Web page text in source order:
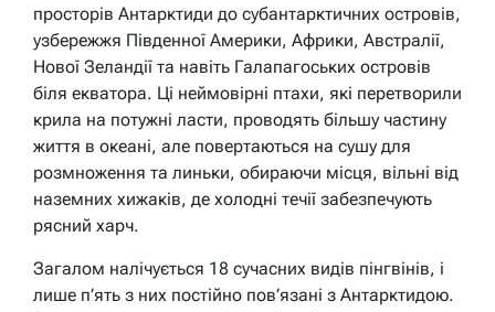
просторів Антарктиди до субантарктичних островів,
узбережжя Південної Америки, Африки, Австралії,
Нової Зеландії та навіть Галапагоських островів
біля екватора. Ці неймовірні птахи, які перетворили
крила на потужні ласти, проводять більшу частину
життя в океані, але повертаються на сушу для
розмноження та линьки, обираючи місця, вільні від
наземних хижаків, де холодні течії забезпечують
рясний харч.
Загалом налічується 18 сучасних видів пінгвінів, і
лише п’ять з них постійно пов’язані з Антарктидою.